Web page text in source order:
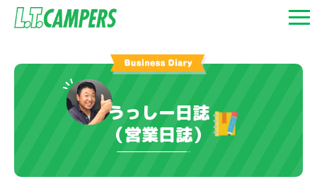
うっしー日誌
（営業日誌）